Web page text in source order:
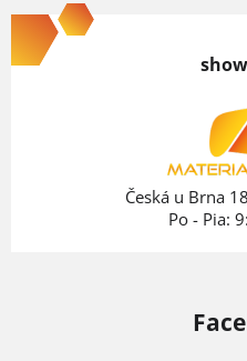
á
p
Česká u Brna
Po - Pia: